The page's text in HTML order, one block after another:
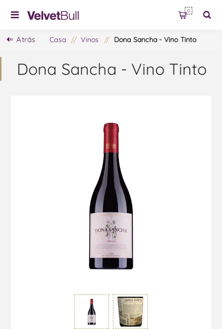
0
Atrás Casa / Vinos / Dona Sancha - Vino Tinto
Dona Sancha - Vino Tinto